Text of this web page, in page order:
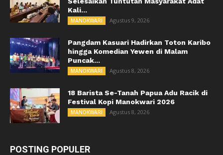
Kali...
MANOKWARI Agustus 9, 2026
Pangdam Kasuari Hadirkan Toton Karibo
hingga Komedian Yewen di Malam
Puncak...
MANOKWARI Agustus 8, 2026
18 Barista Se-Tanah Papua Adu Racik di
Festival Kopi Manokwari 2026
MANOKWARI Agustus 8, 2026
POSTING POPULER